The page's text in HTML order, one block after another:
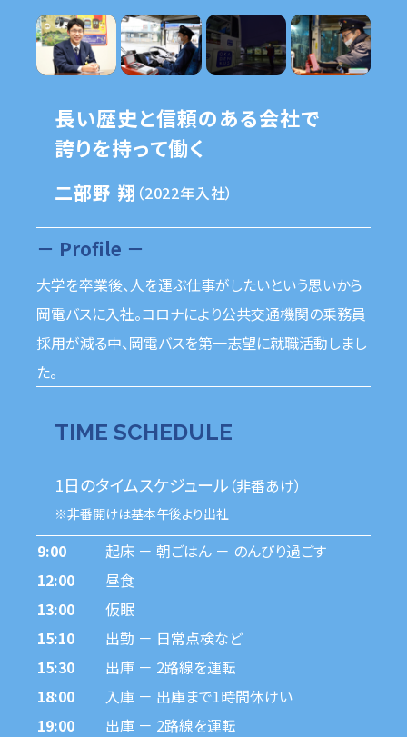
長い歴史と信頼のある会社で
誇りを持って働く
二部野 翔 （2022年入社）
－ Profile －
大学を卒業後、人を運ぶ仕事がしたいという思いから
岡電バスに入社。コロナにより公共交通機関の乗務員
採用が減る中、岡電バスを第一志望に就職活動しまし
た。
TIME SCHEDULE
1日のタイムスケジュール （非番あけ）
※非番開けは基本午後より出社
9:00
起床 － 朝ごはん － のんびり過ごす
12:00
昼食
13:00
仮眠
15:10
出勤 － 日常点検など
15:30
出庫 － 2路線を運転
18:00
入庫 － 出庫まで1時間休けい
19:00
出庫 － 2路線を運転